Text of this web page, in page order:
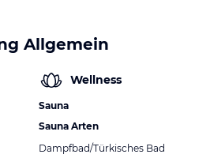
Allgemein
Wellness
Sauna
Sauna Arten
Dampfbad/Türkisches Bad